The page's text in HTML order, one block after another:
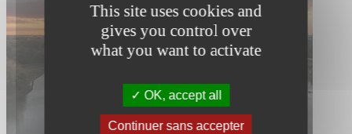
This site uses cookies and
gives you control over
what you want to activate
OK, accept all
Continuer sans accepter